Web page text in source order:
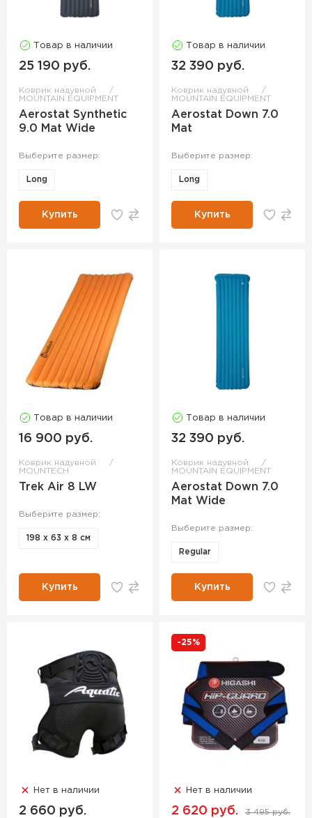
Товар в наличии
25 190 руб.
Коврик надувной
MOUNTAIN EQUIPMENT
Aerostat Synthetic
9.0 Mat Wide
Выберите размер:
Long
Купить
Товар в наличии
32 390 руб.
Коврик надувной
MOUNTAIN EQUIPMENT
Aerostat Down 7.0
Mat
Выберите размер:
Long
Купить
Товар в наличии
16 900 руб.
Коврик надувной
MOUNTECH
Trek Air 8 LW
Выберите размер:
198 x 63 x 8 см
Купить
Товар в наличии
32 390 руб.
Коврик надувной
MOUNTAIN EQUIPMENT
Aerostat Down 7.0
Mat Wide
Выберите размер:
Regular
Купить
Нет в наличии
2 660 руб.
-25%
Нет в наличии
2 620 руб. 3 495 руб.